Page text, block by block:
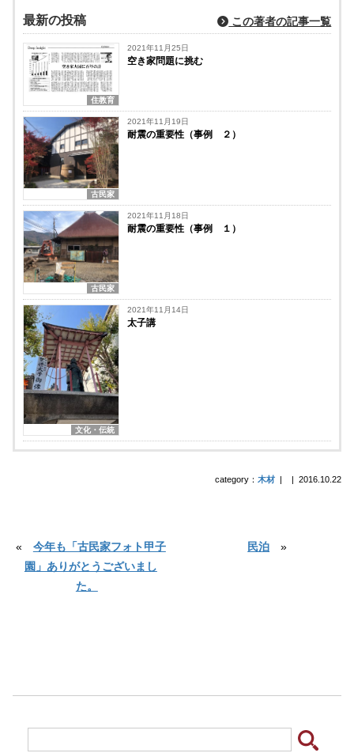
最新の投稿 この著者の記事一覧
住教育
2021年11月25日
空き家問題に挑む
古民家
2021年11月19日
耐震の重要性（事例 ２）
古民家
2021年11月18日
耐震の重要性（事例 １）
文化・伝統
2021年11月14日
太子講
category：木材 | |2016.10.22
«
今年も「古民家フォト甲子
園」ありがとうございまし
た。
民泊 »